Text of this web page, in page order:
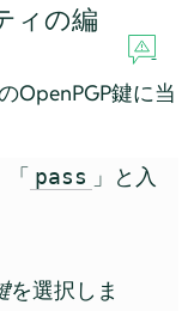
ィの編
OpenPGP鍵に当
「 pass 」と入
を選択しま